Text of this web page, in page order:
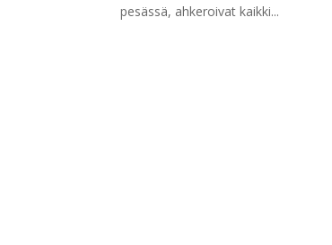
pesässä, ahkeroivat kaikki...